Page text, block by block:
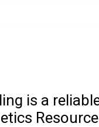
is a